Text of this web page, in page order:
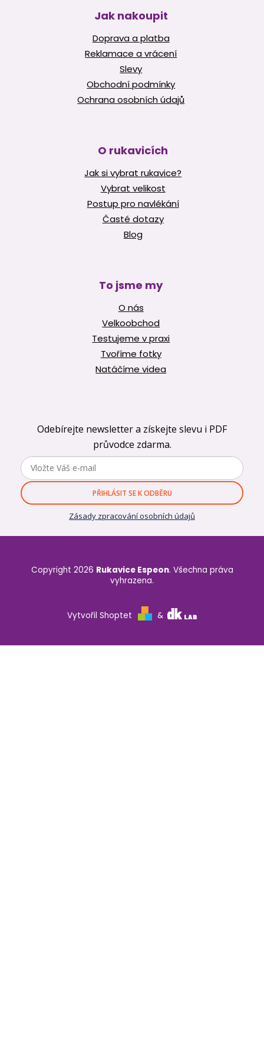
Jak nakoupit
Doprava a platba
Reklamace a vrácení
Slevy
Obchodní podmínky
Ochrana osobních údajů
O rukavicích
Jak si vybrat rukavice?
Vybrat velikost
Postup pro navlékání
Časté dotazy
Blog
To jsme my
O nás
Velkoobchod
Testujeme v praxi
Tvoříme fotky
Natáčíme videa
Odebírejte newsletter a získejte slevu i PDF
průvodce zdarma.
PŘIHLÁSIT SE K ODBĚRU
Zásady zpracování osobních údajů
Vytvořil Shoptet &
Copyright 2026 Rukavice Espeon. Všechna práva
vyhrazena.